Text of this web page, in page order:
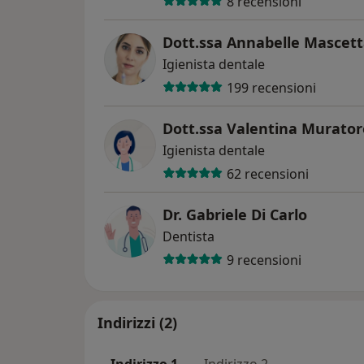
Dott.ssa Annabelle
Igienista dentale
199 recensioni
Dott.ssa Valentina
Igienista dentale
62 recensioni
Dr. Gabriele Di Carlo
Dentista
9 recensioni
Indirizzi (2)